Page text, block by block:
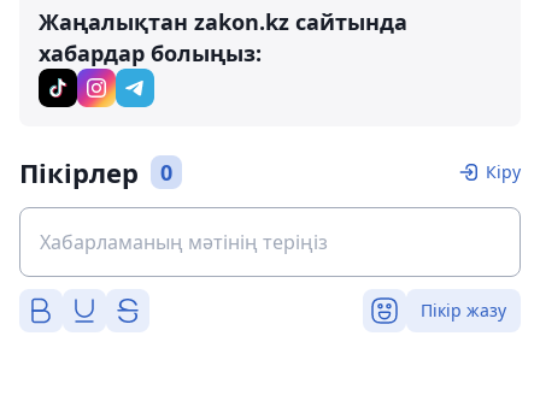
Жаңалықтан zakon.kz сайтында
хабардар болыңыз:
Пікірлер 0 Кіру
Пікір жазу